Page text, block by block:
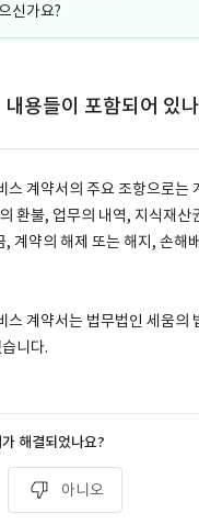
신가요?
용들이 포함되어 있
스 계약서의 주요 조항으로는
환불, 업무의 내역, 지식재산
계약의 해제 또는 해지, 손해
스 계약서는 법무법인 세움의
니다.
해결되었나요?
아니오